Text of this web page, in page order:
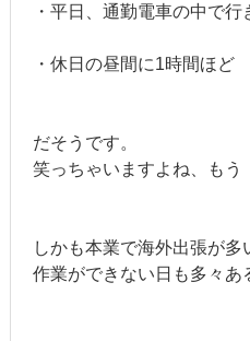
・平日、通勤電車の中で
・休日の昼間に1時間ほど
だそうです。
笑っちゃいますよね、もう
しかも本業で海外出張が多
作業ができない日も多々あ